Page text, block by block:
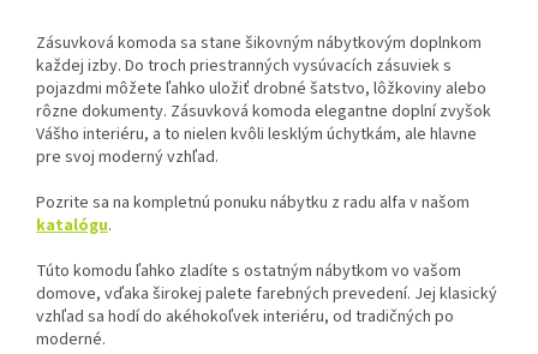
Zásuvková komoda sa stane šikovným nábytkovým doplnkom
každej izby. Do troch priestranných vysúvacích zásuviek s
pojazdmi môžete ľahko uložiť drobné šatstvo, lôžkoviny alebo
rôzne dokumenty. Zásuvková komoda elegantne doplní zvyšok
Vášho interiéru, a to nielen kvôli lesklým úchytkám, ale hlavne
pre svoj moderný vzhľad.
Pozrite sa na kompletnú ponuku nábytku z radu alfa v našom
katalógu.
Túto komodu ľahko zladíte s ostatným nábytkom vo vašom
domove, vďaka širokej palete farebných prevedení. Jej klasický
vzhľad sa hodí do akéhokoľvek interiéru, od tradičných po
moderné.